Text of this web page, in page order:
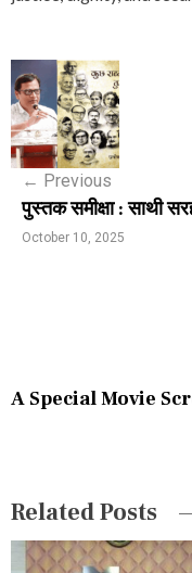
P
o
s
n
g
i
o
← Previous
पुस्तक समीक्षा : साथी
October 10, 2025
A Special Movie
Related Posts